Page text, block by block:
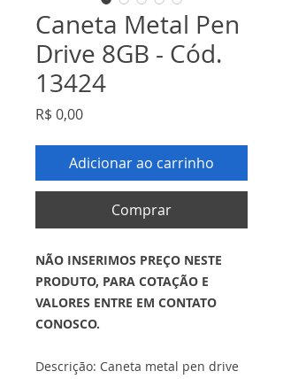
Caneta Metal Pen
Drive 8GB - Cód.
13424
R$ 0,00Preço
Adicionar ao carrinho
Comprar
NÃO INSERIMOS PREÇO NESTE
PRODUTO, PARA COTAÇÃO E
VALORES ENTRE EM CONTATO
CONOSCO.
Descrição: Caneta metal pen drive